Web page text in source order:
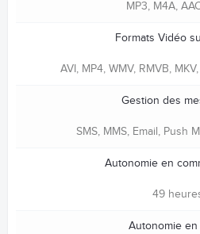
MP3, M4A,
Formats Vidéo
AVI, MP4, WMV, RMVB,
Gestion des
SMS, MMS, Email, Push
Autonomie en
49
Autonomie